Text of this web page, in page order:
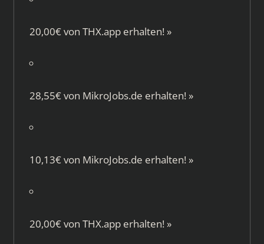
20,00€ von THX.apperhalten! »
28,55€ von MikroJobs.de erhalten! »
10,13€ von MikroJobs.de erhalten! »
20,00€ von THX.apperhalten! »